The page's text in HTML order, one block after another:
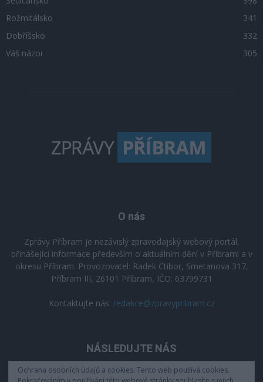
Rožmitálsko
341
Dobříšsko
332
Váš názor
305
O nás
Zprávy Příbram je nezávislý zpravodajský webový portál,
přinášející informace především o aktuálním dění v Příbrami a v
okresu Příbram. Provozovatel: Radek Ctibor, Smetanova 317,
Příbram III, 26101 Příbram, IČO: 63799731
Kontaktujte nás: redakce@zpravypribram.cz
NÁSLEDUJTE NÁS
Ochrana osobních údajů a cookies: Tento web používá cookies.